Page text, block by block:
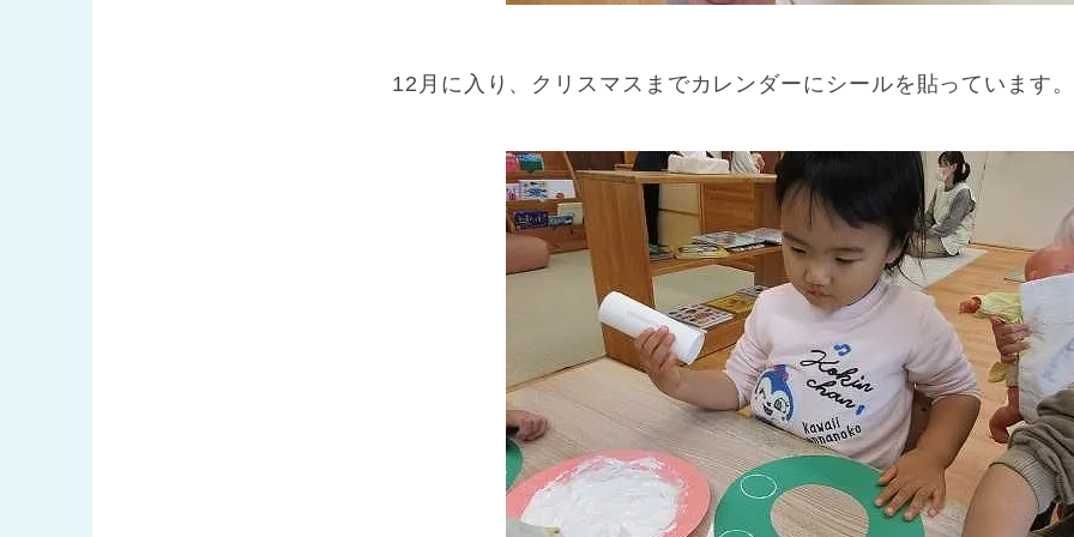
12月に入り、クリスマスまでカレンダーにシールを貼っています。